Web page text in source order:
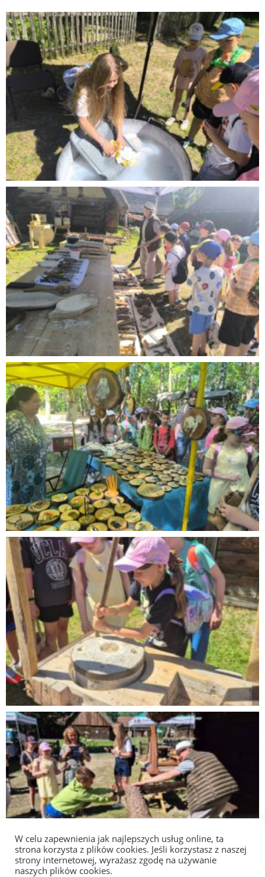
W celu zapewnienia jak najlepszych usług online, ta
strona korzysta z plików cookies. Jeśli korzystasz z naszej
strony internetowej, wyrażasz zgodę na używanie
naszych plików cookies.